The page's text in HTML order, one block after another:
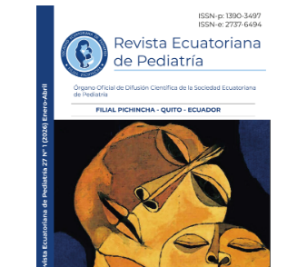
Barra
lateral
del
artículo